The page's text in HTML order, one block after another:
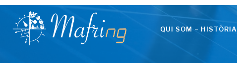
QUI SOM – HISTÒRIA